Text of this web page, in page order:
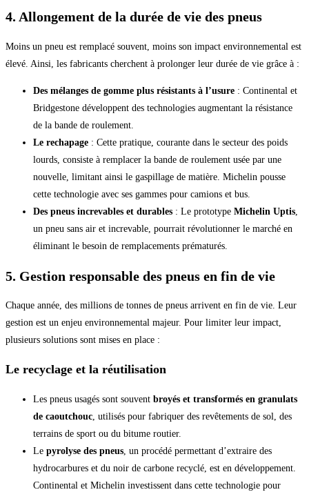
4. Allongement de la durée de vie des pneus
Moins un pneu est remplacé souvent, moins son impact environnemental est
élevé. Ainsi, les fabricants cherchent à prolonger leur durée de vie grâce à :
Des mélanges de gomme plus résistants à l’usure : Continental et
Bridgestone développent des technologies augmentant la résistance
de la bande de roulement.
Le rechapage : Cette pratique, courante dans le secteur des poids
lourds, consiste à remplacer la bande de roulement usée par une
nouvelle, limitant ainsi le gaspillage de matière. Michelin pousse
cette technologie avec ses gammes pour camions et bus.
Des pneus increvables et durables : Le prototype Michelin Uptis
un pneu sans air et increvable, pourrait révolutionner le marché en
éliminant le besoin de remplacements prématurés.
5. Gestion responsable des pneus en fin de vie
Chaque année, des millions de tonnes de pneus arrivent en fin de vie. Leur
gestion est un enjeu environnemental majeur. Pour limiter leur impact,
plusieurs solutions sont mises en place :
Le recyclage et la réutilisation
Les pneus usagés sont souvent broyés et transformés en granulats
de caoutchouc, utilisés pour fabriquer des revêtements de sol, des
terrains de sport ou du bitume routier.
Le pyrolyse des pneus, un procédé permettant d’extraire des
hydrocarbures et du noir de carbone recyclé, est en développement.
Continental et Michelin investissent dans cette technologie pour